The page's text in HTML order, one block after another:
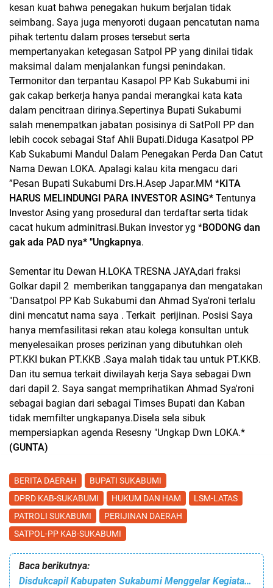
kesan kuat bahwa penegakan hukum berjalan tidak
seimbang. Saya juga menyoroti dugaan pencatutan nama
pihak tertentu dalam proses tersebut serta
mempertanyakan ketegasan Satpol PP yang dinilai tidak
maksimal dalam menjalankan fungsi penindakan.
Termonitor dan terpantau Kasapol PP Kab Sukabumi ini
gak cakap berkerja hanya pandai merangkai kata kata
dalam pencitraan dirinya.Sepertinya Bupati Sukabumi
salah menempatkan jabatan posisinya di SatPoll PP dan
lebih cocok sebagai Staf Ahli Bupati.Diduga Kasatpol PP
Kab Sukabumi Mandul Dalam Penegakan Perda Dan Catut
Nama Dewan LOKA. Apalagi kalau kita mengacu dari
”Pesan Bupati Sukabumi Drs.H.Asep Japar.MM *KITA
HARUS MELINDUNGI PARA INVESTOR ASING* Tentunya
Investor Asing yang prosedural dan terdaftar serta tidak
cacat hukum adminitrasi.Bukan investor yg *BODONG dan
gak ada PAD nya* "Ungkapnya.
Sementar itu Dewan H.LOKA TRESNA JAYA,dari fraksi
Golkar dapil 2 memberikan tanggapanya dan mengatakan
"Dansatpol PP Kab Sukabumi dan Ahmad Sya'roni terlalu
dini mencatut nama saya . Terkait perijinan. Posisi Saya
hanya memfasilitasi rekan atau kolega konsultan untuk
menyelesaikan proses perizinan yang dibutuhkan oleh
PT.KKI bukan PT.KKB .Saya malah tidak tau untuk PT.KKB.
Dan itu semua terkait diwilayah kerja Saya sebagai Dwn
dari dapil 2. Saya sangat memprihatikan Ahmad Sya'roni
sebagai bagian dari sebagai Timses Bupati dan Kaban
tidak memfilter ungkapanya.Disela sela sibuk
mempersiapkan agenda Resesny "Ungkap Dwn LOKA.*
(GUNTA)
BERITA DAERAH
BUPATI SUKABUMI
DPRD KAB-SUKABUMI
HUKUM DAN HAM
LSM-LATAS
PATROLI SUKABUMI
PERIJINAN DAERAH
SATPOL-PP KAB-SUKABUMI
Baca berikutnya:
Disdukcapil Kabupaten Sukabumi Menggelar Kegiatan Rutin Majelis Ta’lim Untuk Membangun Aparatur Berakhlak Dan Profesional